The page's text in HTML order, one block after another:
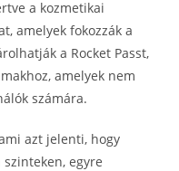
a kozmetikai
amelyek fokozzák a
a Rocket Passt,
amelyek nem
számára.
azt jelenti, hogy
egyre